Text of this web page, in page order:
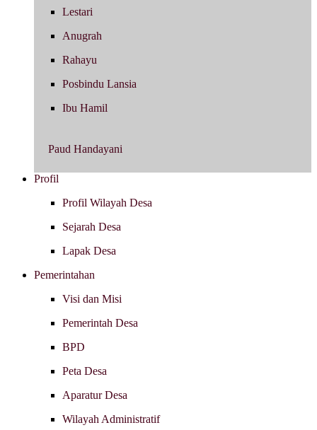
Lestari
Anugrah
Rahayu
Posbindu Lansia
Ibu Hamil
Paud Handayani
Profil
Profil Wilayah Desa
Sejarah Desa
Lapak Desa
Pemerintahan
Visi dan Misi
Pemerintah Desa
BPD
Peta Desa
Aparatur Desa
Wilayah Administratif